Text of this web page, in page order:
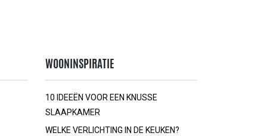
WOONINSPIRATIE
10 IDEEËN VOOR EEN KNUSSE
SLAAPKAMER
WELKE VERLICHTING IN DE KEUKEN?